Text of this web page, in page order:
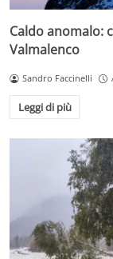
Caldo anomalo:
Valmalenco
Sandro Faccinelli
Leggi di più